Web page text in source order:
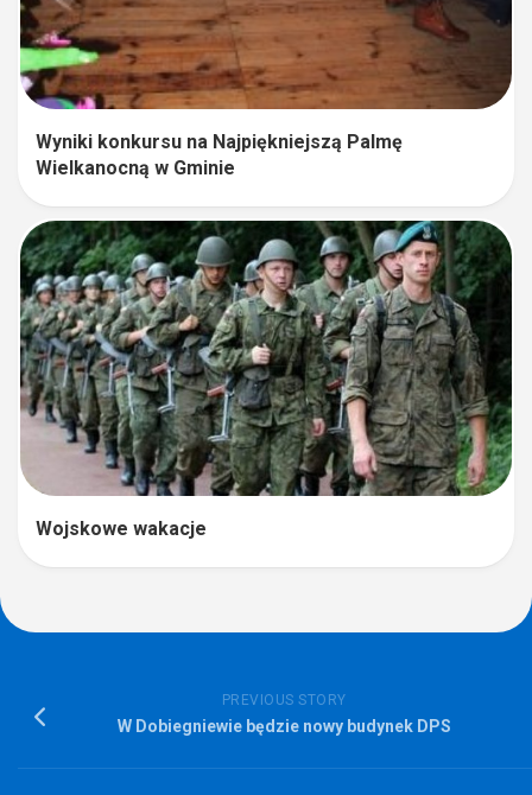
Wyniki konkursu na Najpiękniejszą Palmę
Wielkanocną w Gminie
Wojskowe wakacje
PREVIOUS STORY
W Dobiegniewie będzie nowy budynek DPS